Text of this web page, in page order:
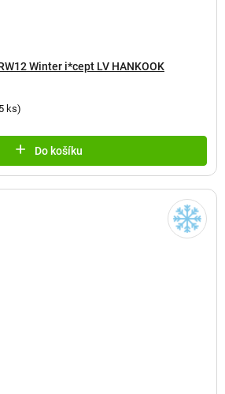
Winter i*cept LV HANKOOK
ks)
Do košíku